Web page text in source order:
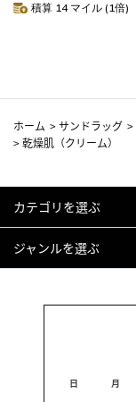
積算 14 マイル (1倍)
ホーム >サンドラッグ >
>乾燥肌（クリーム）
カテゴリを選ぶ
ジャンルを選ぶ
日 月